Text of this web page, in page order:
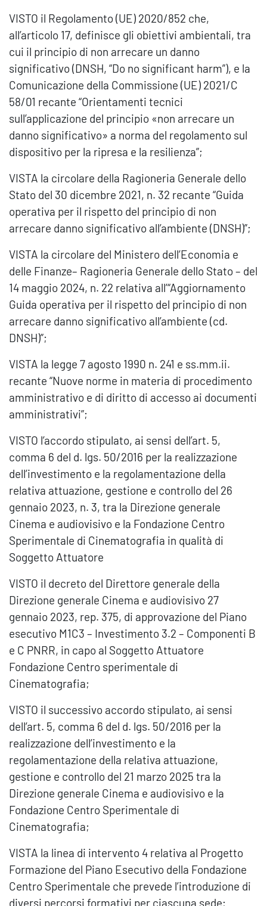
VISTO il Regolamento (UE) 2020/852 che,
all’articolo 17, definisce gli obiettivi ambientali, tra
cui il principio di non arrecare un danno
significativo (DNSH, “Do no significant harm”), e la
Comunicazione della Commissione (UE) 2021/C
58/01 recante “Orientamenti tecnici
sull’applicazione del principio «non arrecare un
danno significativo» a norma del regolamento sul
dispositivo per la ripresa e la resilienza”;
VISTA la circolare della Ragioneria Generale dello
Stato del 30 dicembre 2021, n. 32 recante “Guida
operativa per il rispetto del principio di non
arrecare danno significativo all’ambiente (DNSH)”;
VISTA la circolare del Ministero dell’Economia e
delle Finanze– Ragioneria Generale dello Stato – del
14 maggio 2024, n. 22 relativa all’“Aggiornamento
Guida operativa per il rispetto del principio di non
arrecare danno significativo all’ambiente (cd.
DNSH)”;
VISTA la legge 7 agosto 1990 n. 241 e ss.mm.ii.
recante “Nuove norme in materia di procedimento
amministrativo e di diritto di accesso ai documenti
amministrativi”;
VISTO l’accordo stipulato, ai sensi dell’art. 5,
comma 6 del d. lgs. 50/2016 per la realizzazione
dell’investimento e la regolamentazione della
relativa attuazione, gestione e controllo del 26
gennaio 2023, n. 3, tra la Direzione generale
Cinema e audiovisivo e la Fondazione Centro
Sperimentale di Cinematografia in qualità di
Soggetto Attuatore
VISTO il decreto del Direttore generale della
Direzione generale Cinema e audiovisivo 27
gennaio 2023, rep. 375, di approvazione del Piano
esecutivo M1C3 – Investimento 3.2 – Componenti B
e C PNRR, in capo al Soggetto Attuatore
Fondazione Centro sperimentale di
Cinematografia;
VISTO il successivo accordo stipulato, ai sensi
dell’art. 5, comma 6 del d. lgs. 50/2016 per la
realizzazione dell’investimento e la
regolamentazione della relativa attuazione,
gestione e controllo del 21 marzo 2025 tra la
Direzione generale Cinema e audiovisivo e la
Fondazione Centro Sperimentale di
Cinematografia;
VISTA la linea di intervento 4 relativa al Progetto
Formazione del Piano Esecutivo della Fondazione
Centro Sperimentale che prevede l’introduzione di
diversi percorsi formativi per ciascuna sede;